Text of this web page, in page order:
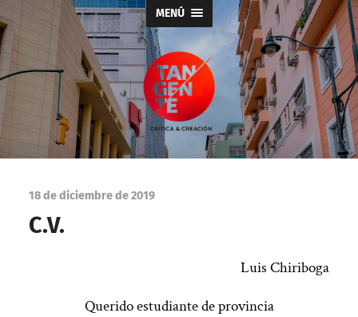
MENÚ
Tangente
18 de diciembre de 2019
C.V.
Luis Chiriboga
Querido estudiante de provincia